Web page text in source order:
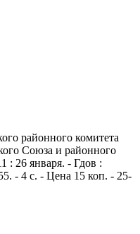
районного комитета
Союза и районного
: 26 января. - Гдов :
- 4 с. - Цена 15 коп. - 25-